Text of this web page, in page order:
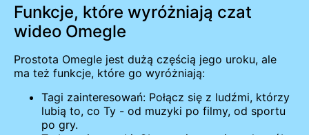
Funkcje, które wyróżniają czat
wideo Omegle
Prostota Omegle jest dużą częścią jego uroku, ale
ma też funkcje, które go wyróżniają:
Tagi zainteresowań: Połącz się z ludźmi, którzy
lubią to, co Ty - od muzyki po filmy, od sportu
po gry.